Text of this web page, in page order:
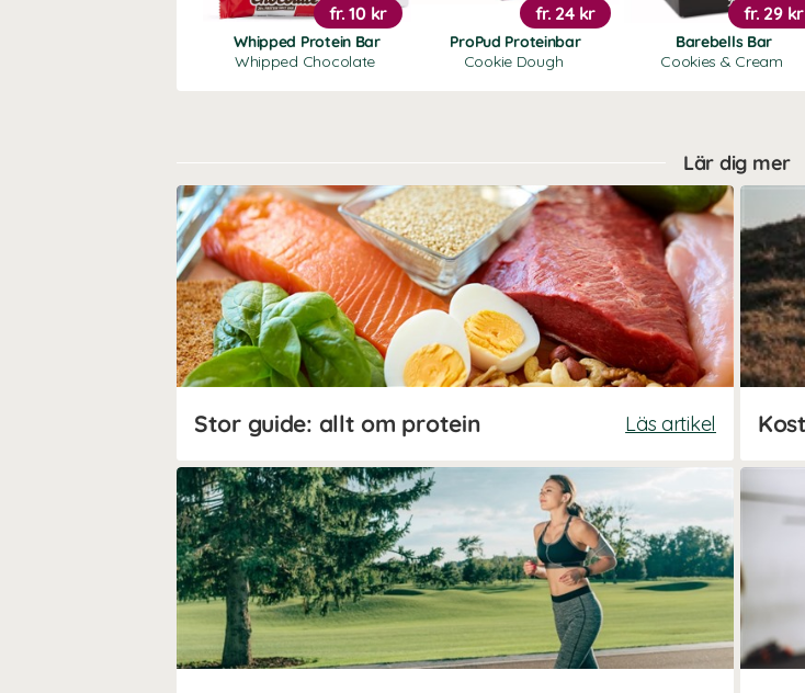
Whipped Protein Bar
Whipped Chocolate
fr.10 kr
ProPud Proteinbar
Cookie Dough
fr. 24 kr
Barebells Bar
Cookies & Cream
fr. 29 kr
Lär dig mer
Stor guide: allt om protein Läs artikel